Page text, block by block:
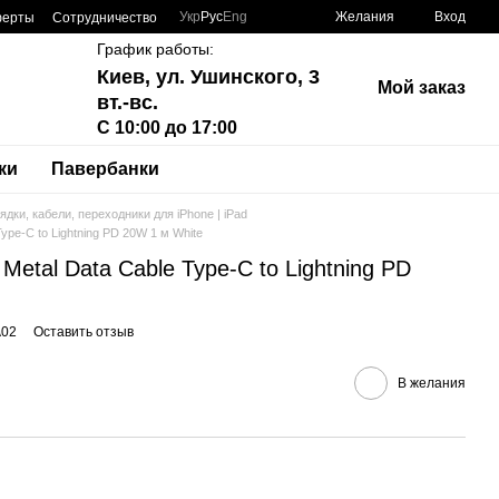
Сотрудничество Укр РусEng Желания Вход
График работы:
Киев, ул. Ушинского, 3
вт.-вс.
С 10:00 до 17:00
Мой заказ
Павербанки
кабели, переходники для iPhone | iPad
C to Lightning PD 20W 1 м White
Data Cable Type-C to Lightning PD
Оставить отзыв
В желания